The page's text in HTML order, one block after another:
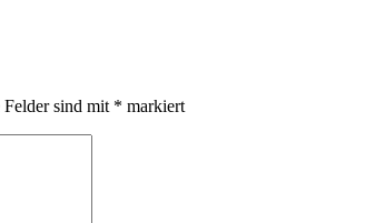
sind mit * markiert